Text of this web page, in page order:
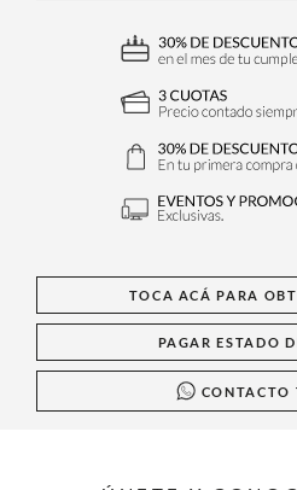
TOCA ACÁ PARA
PAGAR ESTADO
CONTACTO